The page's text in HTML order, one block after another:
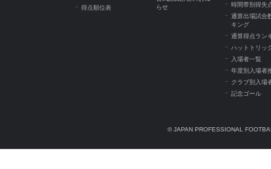
得点順位表
らせ
時間帯別得失
通算出場試合
キング
通算得点ラン
ハットトリッ
入場者一覧
年度別入場者
クラブ別入場
記念ゴール
© JAPAN PROFESSIONAL